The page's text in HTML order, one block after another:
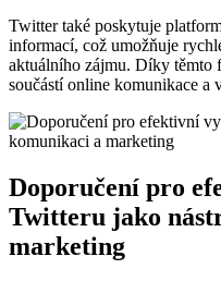
Twitter také poskytuje
informací, což umožňuje
aktuálního zájmu. Díky těmto
součástí online komunikace a
Doporučení pro
Twitteru jako
marketing